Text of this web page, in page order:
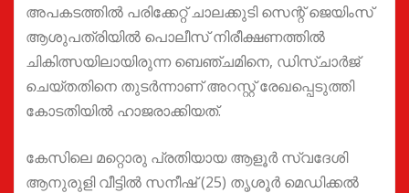
അപകടത്തിൽ പരിക്കേറ്റ് ചാലക്കുടി സെന്റ് ജെയിംസ്
ആശുപത്രിയിൽ പൊലീസ് നിരീക്ഷണത്തിൽ
ചികിത്സയിലായിരുന്ന ബെഞ്ചമിനെ, ഡിസ്ചാർജ്
ചെയ്തതിനെ തുടർന്നാണ് അറസ്റ്റ് രേഖപ്പെടുത്തി
കോടതിയിൽ ഹാജരാക്കിയത്.
കേസിലെ മറ്റൊരു പ്രതിയായ ആളൂർ സ്വദേശി
ആനുരുളി വീട്ടിൽ സനീഷ് (25) തൃശൂർ മെഡിക്കൽ